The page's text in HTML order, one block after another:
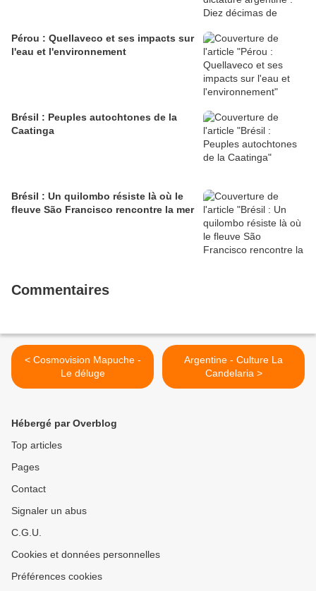
Pérou : Quellaveco et ses impacts sur
l'eau et l'environnement
Brésil : Peuples autochtones de la
Caatinga
Brésil : Un quilombo résiste là où le
fleuve São Francisco rencontre la mer
Commentaires
< Cosmovision Mapuche -
Le déluge
Argentine - Culture La
Candelaria >
Hébergé par Overblog
Top articles
Pages
Contact
Signaler un abus
C.G.U.
Cookies et données personnelles
Préférences cookies